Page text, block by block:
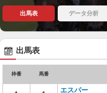
出馬表 データ分析
出馬表
枠番 馬番
エスパー